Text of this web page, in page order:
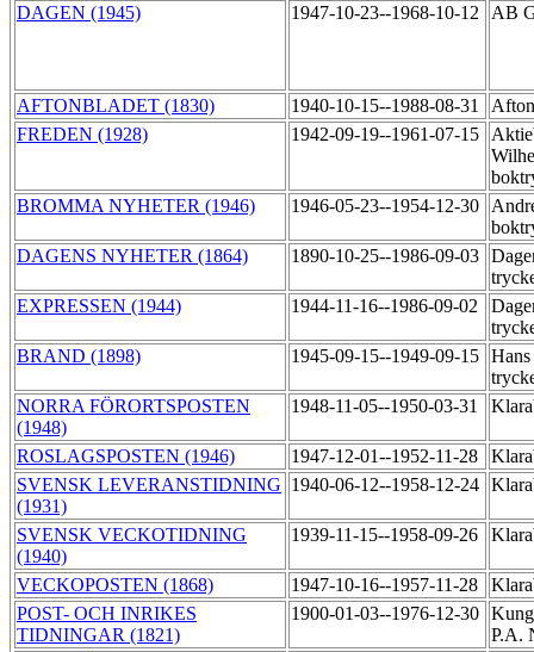
DAGEN (1945)
1947-10-23--1968-10-12 AB
AFTONBLADET (1830) 1940-10-15--1988-08-31
FREDEN (1928)
1942-09-19--1961-07-15
BROMMA NYHETER (1946)
1946-05-23--1954-12-30
DAGENS NYHETER (1864)
1890-10-25--1986-09-03
EXPRESSEN (1944)
1944-11-16--1986-09-02
BRAND (1898)
1945-09-15--1949-09-15
NORRA FÖRORTSPOSTEN
(1948)
1948-11-05--1950-03-31
ROSLAGSPOSTEN (1946) 1947-12-01--1952-11-28
SVENSK LEVERANSTIDNING
(1931)
1940-06-12--1958-12-24
SVENSK VECKOTIDNING
(1940)
1939-11-15--1958-09-26
VECKOPOSTEN (1868) 1947-10-16--1957-11-28
POST- OCH INRIKES
TIDNINGAR (1821)
1900-01-03--1976-12-30
P.A.